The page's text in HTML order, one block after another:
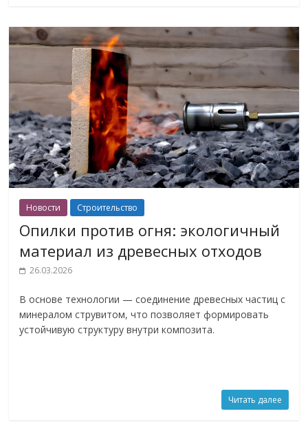
Новости Строительство
Опилки против огня: экологичный
материал из древесных отходов
26.03.2026
В основе технологии — соединение древесных частиц с
минералом струвитом, что позволяет формировать
устойчивую структуру внутри композита.
Читать далее